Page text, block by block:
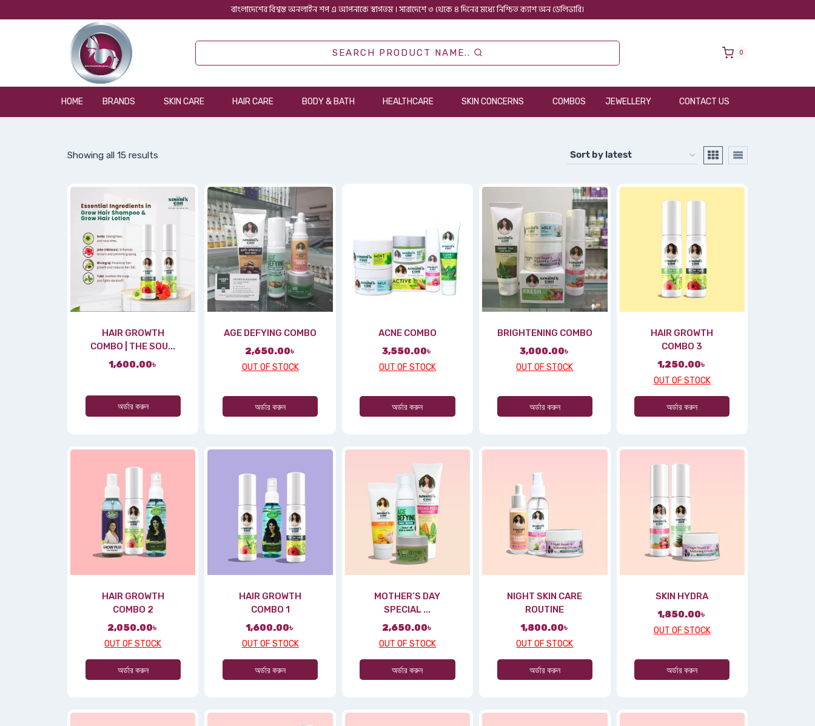
বাংলাদেশের বিশ্বস্ত অনলাইন শপ এ আপনাকে স্বাগতম । সারাদেশে ৩ থেকে ৪ দিনের মধ্যে নিশ্চিত ক্যাশ অন ডেলিভারি।
SEARCH PRODUCT NAME.. 0
HOME BRANDS SKIN CARE HAIR CARE BODY & BATH HEALTHCARE SKIN CONCERNS COMBOS JEWELLERY CONTACT US
Showing all 15 results
HAIR GROWTH
COMBO | THE SOU...
1,600.00৳
অর্ডার করুন
AGE DEFYING COMBO
2,650.00৳
OUT OF STOCK
অর্ডার করুন
ACNE COMBO
3,550.00৳
OUT OF STOCK
অর্ডার করুন
BRIGHTENING COMBO
3,000.00৳
OUT OF STOCK
অর্ডার করুন
HAIR GROWTH
COMBO 3
1,250.00৳
OUT OF STOCK
অর্ডার করুন
HAIR GROWTH
COMBO 2
2,050.00৳
OUT OF STOCK
অর্ডার করুন
HAIR GROWTH
COMBO 1
1,600.00৳
OUT OF STOCK
অর্ডার করুন
MOTHER’S DAY
SPECIAL ...
2,650.00৳
OUT OF STOCK
অর্ডার করুন
NIGHT SKIN CARE
ROUTINE
1,800.00৳
OUT OF STOCK
অর্ডার করুন
SKIN HYDRA
1,850.00৳
OUT OF STOCK
অর্ডার করুন